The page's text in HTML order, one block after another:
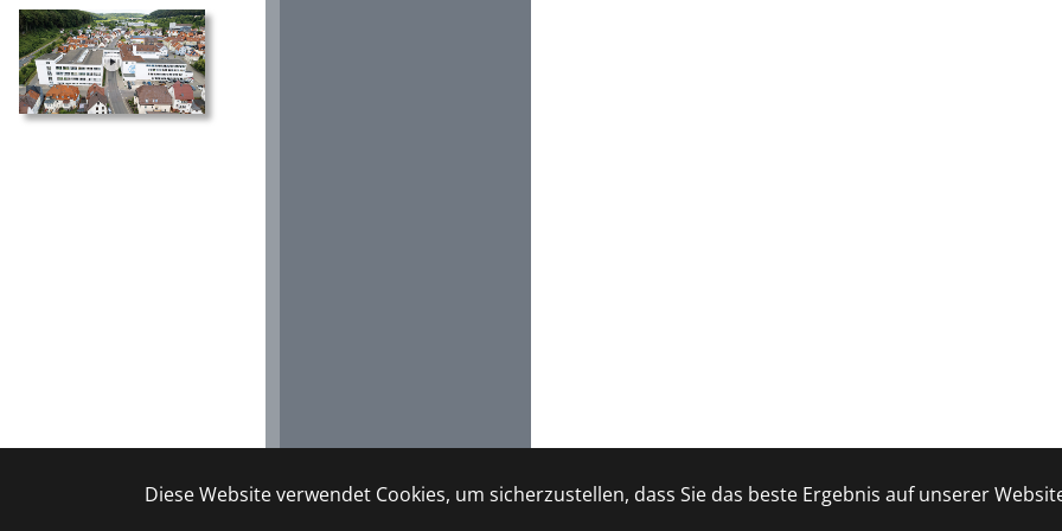
Diese Website verwendet Cookies, um sicherzustellen, dass Sie das beste Ergebnis auf unserer